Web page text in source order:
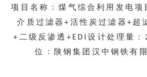
项目名称：煤气综合利用发电项
介质过滤器+活性炭过滤器+超
+二级反渗透+EDI设计处理量
位：陕钢集团汉中钢铁有